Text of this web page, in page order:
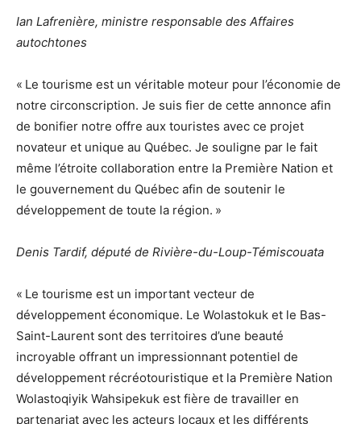
Ian Lafrenière, ministre responsable des Affaires
autochtones
« Le tourisme est un véritable moteur pour l’économie de
notre circonscription. Je suis fier de cette annonce afin
de bonifier notre offre aux touristes avec ce projet
novateur et unique au Québec. Je souligne par le fait
même l’étroite collaboration entre la Première Nation et
le gouvernement du Québec afin de soutenir le
développement de toute la région. »
Denis Tardif, député de Rivière-du-Loup-Témiscouata
« Le tourisme est un important vecteur de
développement économique. Le Wolastokuk et le Bas-
Saint-Laurent sont des territoires d’une beauté
incroyable offrant un impressionnant potentiel de
développement récréotouristique et la Première Nation
Wolastoqiyik Wahsipekuk est fière de travailler en
partenariat avec les acteurs locaux et les différents